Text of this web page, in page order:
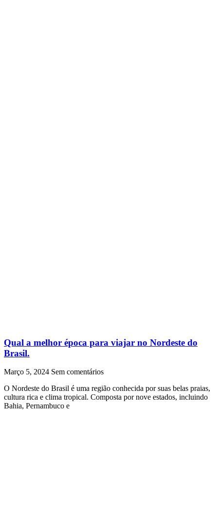
Qual a melhor época para viajar no Nordeste do
Brasil.
Março 5, 2024 Sem comentários
O Nordeste do Brasil é uma região conhecida por suas belas praias,
cultura rica e clima tropical. Composta por nove estados, incluindo
Bahia, Pernambuco e